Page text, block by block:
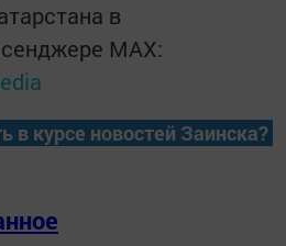
в
MАХ:
в курсе новостей Заинска?